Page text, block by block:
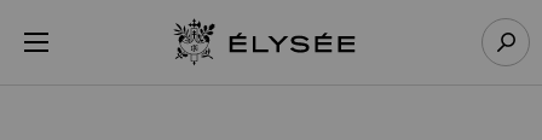
menu Retour à l’accueil Élysée
Panneau de gestion des cookies